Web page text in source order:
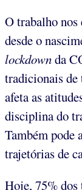
O trabalho
desde o
lockdownda
tradicionais de
afeta as
disciplina do
Também pode
trajetórias de
Hoje, 75% dos